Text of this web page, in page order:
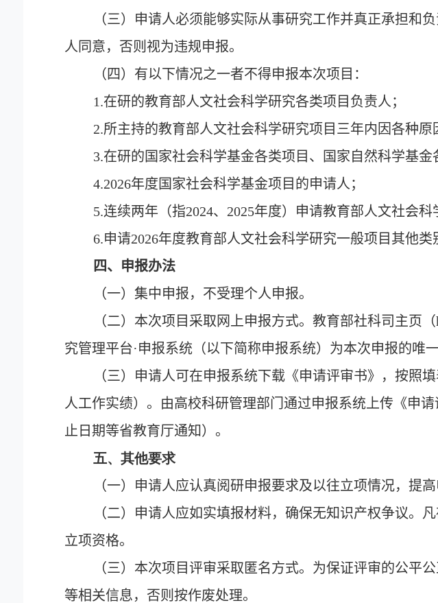
（三）申请人必须能够实际从事研究工作并真正承担和
人同意，否则视为违规申报。
（四）有以下情况之一者不得申报本次项目：
1.在研的教育部人文社会科学研究各类项目负责人；
2.所主持的教育部人文社会科学研究项目三年内因各种原
3.在研的国家社会科学基金各类项目、国家自然科学基金
4.2026年度国家社会科学基金项目的申请人；
5.连续两年（指2024、 2025年度）申请教育部人文社会科
6.申请2026年度教育部人文社会科学研究一般项目其他类
四、申报办法
（一）集中申报，不受理个人申报。
（二）本次项目采取网上申报方式。教育部社科司主页（
究管理平台·申报系统（以下简称申报系统）为本次申报的唯
（三）申请人可在申报系统下载《申请评审书》，按照
人工作实绩）。由高校科研管理部门通过申报系统上传《申
止日期等省教育厅通知）。
五、其他要求
（一）申请人应认真阅研申报要求及以往立项情况，提
（二）申请人应如实填报材料，确保无知识产权争议。
立项资格。
（三）本次项目评审采取匿名方式。为保证评审的公平
等相关信息，否则按作废处理。